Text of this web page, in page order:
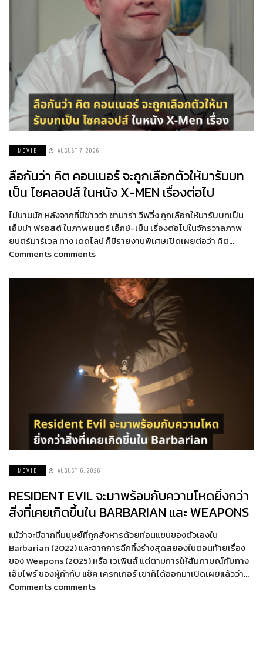
MOVIE AUGUST 7, 2026
ลือกันว่า คิต คอนเนอร์ จะถูกเลือกตัวให้มารับบท
เป็น ไซคลอปส์ ในหนัง X-MEN เรื่องต่อไป
ไม่นานนัก หลังจากที่มีข่าวว่า ซามาร่า วีฟวิ่ง ถูกเลือกให้มารับบทเป็น
เอ็มม่า ฟรอสต์ ในภาพยนตร์ เอ็กซ์-เม็น เรื่องต่อไปในจักรวาลภาพ
ยนตร์มาร์เวล ทาง เดดไลน์ ก็มีรายงานพิเศษเปิดเผยต่อว่า คิต…
Comments comments
MOVIE AUGUST 6, 2026
RESIDENT EVIL จะมาพร้อมกับความโหดยิ่งกว่า
สิ่งที่เคยเกิดขึ้นใน BARBARIAN และ WEAPONS
แม้ว่าจะมีฉากที่มนุษย์ที่ถูกสังหารด้วยท่อนแขนของตัวเองใน
Barbarian (2022) และฉากการฉีกทึ้งร่างสุดสยองในตอนท้ายเรื่อง
ของ Weapons (2025) หรือ เวเพินส์ แต่ตามการให้สัมภาษณ์กับทาง
เอ็มไพร์ ของผู้กำกับ แซ็ค เครกเกอร์ เขาก็ได้ออกมาเปิดเผยแล้วว่า…
Comments comments